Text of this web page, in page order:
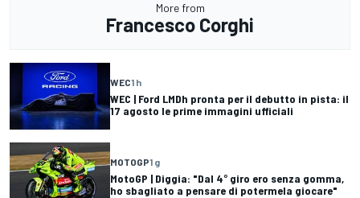
More from
Francesco Corghi
WEC1 h
WEC | Ford LMDh pronta per il debutto in pista: il
17 agosto le prime immagini ufficiali
MOTOGP1 g
MotoGP | Diggia: "Dal 4° giro ero senza gomma,
ho sbagliato a pensare di potermela giocare"